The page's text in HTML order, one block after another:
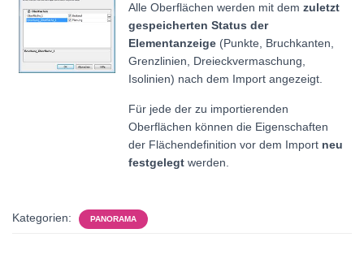
Alle Oberflächen werden mit dem zuletzt
gespeicherten Status der
Elementanzeige (Punkte, Bruchkanten,
Grenzlinien, Dreieckvermaschung,
Isolinien) nach dem Import angezeigt.
Für jede der zu importierenden
Oberflächen können die Eigenschaften
der Flächendefinition vor dem Import neu
festgelegt werden.
Kategorien: PANORAMA